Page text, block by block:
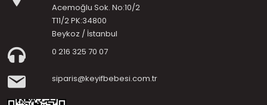
Acemoğlu Sok. No:10/2
T11/2 PK:34800
Beykoz / İstanbul
0 216 325 70 07
siparis@keyifbebesi.com.tr